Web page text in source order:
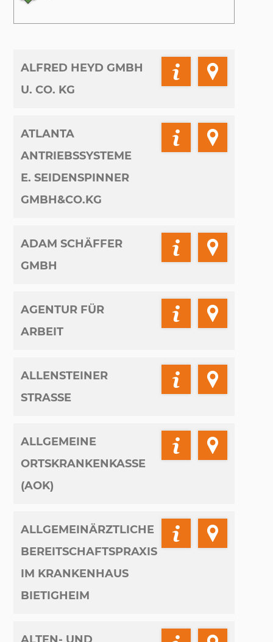
ALFRED HEYD GMBH
U. CO. KG
ATLANTA
ANTRIEBSSYSTEME
E. SEIDENSPINNER
GMBH&CO.KG
ADAM SCHÄFFER
GMBH
AGENTUR FÜR
ARBEIT
ALLENSTEINER
STRASSE
ALLGEMEINE
ORTSKRANKENKASSE
(AOK)
ALLGEMEINÄRZTLICHE
BEREITSCHAFTSPRAXIS
IM KRANKENHAUS
BIETIGHEIM